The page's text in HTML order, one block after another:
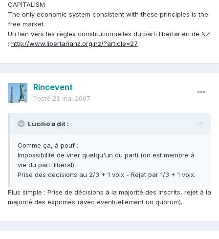
CAPITALISM
The only economic system consistent with these principles is the
free market.
Un lien vers les règles constitutionnelles du parti libertarien de NZ
: http://www.libertarianz.org.nz/?article=27
Rincevent
Posté 23 mai 2007
Lucilio a dit :
Comme ça, à pouf :
Impossibilité de virer quelqu'un du parti (on est membre à
vie du parti libéral).
Prise des décisions au 2/3 + 1 voix - Rejet par 1/3 + 1 voix.
Plus simple : Prise de décisions à la majorité des inscrits, rejet à la
majorité des exprimés (avec éventuellement un quorum).